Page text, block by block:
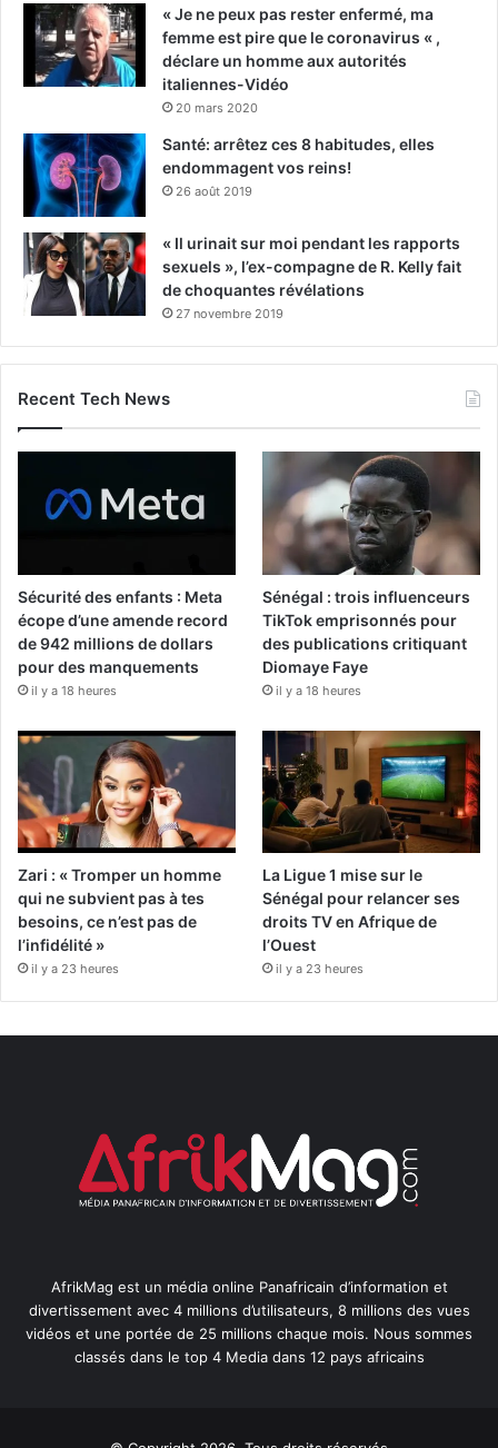
« Je ne peux pas rester enfermé, ma
femme est pire que le coronavirus « ,
déclare un homme aux autorités
italiennes-Vidéo
20 mars 2020
Santé: arrêtez ces 8 habitudes, elles
endommagent vos reins!
26 août 2019
« Il urinait sur moi pendant les rapports
sexuels », l’ex-compagne de R. Kelly fait
de choquantes révélations
27 novembre 2019
Recent Tech News
Sécurité des enfants : Meta
écope d’une amende record
de 942 millions de dollars
pour des manquements
il y a 18 heures
Sénégal : trois influenceurs
TikTok emprisonnés pour
des publications critiquant
Diomaye Faye
il y a 18 heures
Zari : « Tromper un homme
qui ne subvient pas à tes
besoins, ce n’est pas de
l’infidélité »
il y a 23 heures
La Ligue 1 mise sur le
Sénégal pour relancer ses
droits TV en Afrique de
l’Ouest
il y a 23 heures
AfrikMag est un média online Panafricain d’information et
divertissement avec 4 millions d’utilisateurs, 8 millions des vues
vidéos et une portée de 25 millions chaque mois. Nous sommes
classés dans le top 4 Media dans 12 pays africains